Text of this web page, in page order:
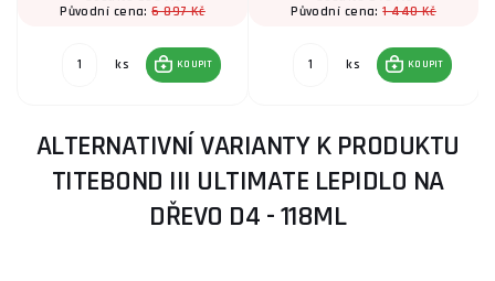
Původní cena:6 897 Kč
ks KOUPIT
Původní cena:1 440 Kč
ks KOUPIT
ALTERNATIVNÍ VARIANTY K PRODUKTU
TITEBOND III ULTIMATE LEPIDLO NA
DŘEVO D4 - 118ML